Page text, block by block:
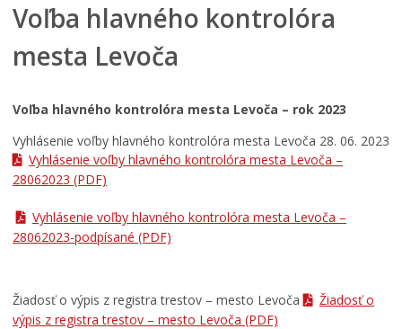
Prednosta mestského úradu
Klientske centrum
Zmluvy, faktúry a objednávky
Oznamy
Výberové konania
VOĽBA HLAVNÉHO KONTROLÓRA MESTA LEVOČA
Úradné hodiny pre styk s verejnosťou
Voľba hlavného kontrolóra
mesta Levoča
Voľba hlavného kontrolóra mesta Levoča – rok 2023
Vyhlásenie voľby hlavného kontrolóra mesta Levoča 28. 06. 2023
Vyhlásenie voľby hlavného kontrolóra mesta Levoča –
28062023 (PDF)
Vyhlásenie voľby hlavného kontrolóra mesta Levoča –
28062023-podpísané (PDF)
Žiadosť o výpis z registra trestov – mesto Levoča
Žiadosť o
výpis z registra trestov – mesto Levoča (PDF)